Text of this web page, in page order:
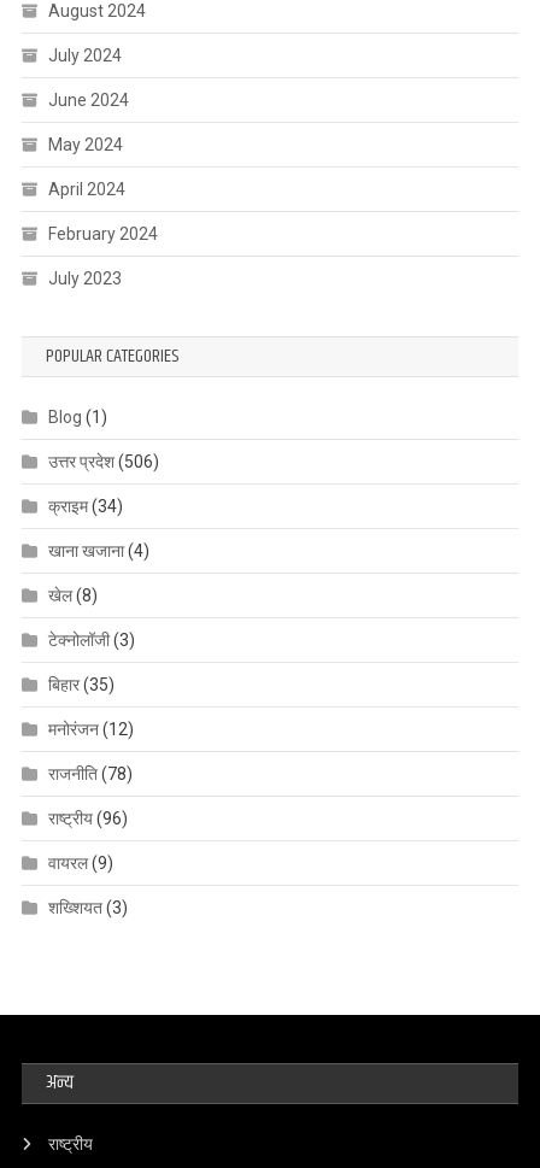
August 2024
July 2024
June 2024
May 2024
April 2024
February 2024
July 2023
POPULAR CATEGORIES
Blog (1)
उत्तर प्रदेश(506)
क्राइम(34)
खाना खजाना(4)
खेल(8)
टेक्नोलॉजी(3)
बिहार(35)
मनोरंजन(12)
राजनीति(78)
राष्ट्रीय(96)
वायरल(9)
शख्शियत(3)
अन्य
राष्ट्रीय